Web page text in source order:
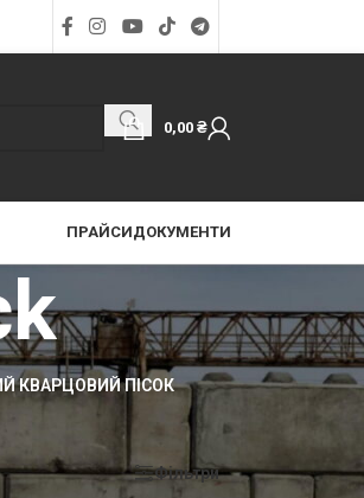
0,00 ₴
ПРАЙСИДОКУМЕНТИ
КВАРЦОВИЙ ПІСОК
Фільтри